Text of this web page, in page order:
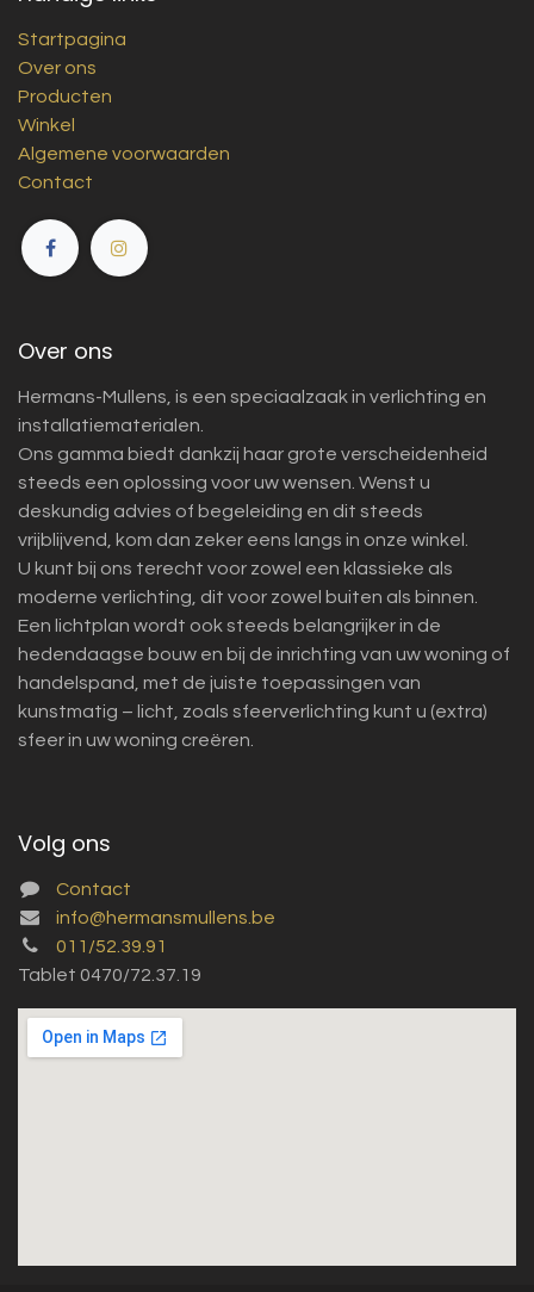
Startpagina
Over ons
Producten
Winkel
Algemene voorwaarden
Contact
Over ons
Hermans-Mullens, is een speciaalzaak in verlichting en
installatiematerialen.
Ons gamma biedt dankzij haar grote verscheidenheid
steeds een oplossing voor uw wensen. Wenst u
deskundig advies of begeleiding en dit steeds
vrijblijvend, kom dan zeker eens langs in onze winkel.
U kunt bij ons terecht voor zowel een klassieke als
moderne verlichting, dit voor zowel buiten als binnen.
Een lichtplan wordt ook steeds belangrijker in de
hedendaagse bouw en bij de inrichting van uw woning of
handelspand, met de juiste toepassingen van
kunstmatig – licht, zoals sfeerverlichting kunt u (extra)
sfeer in uw woning creëren.
Volg ons
Contact
info@hermansmullens.be
011/52.39.91
Tablet 0470/72.37.19